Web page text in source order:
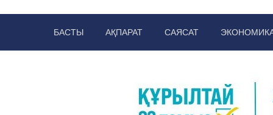
БАСТЫ АҚПАРАТ САЯСАТ